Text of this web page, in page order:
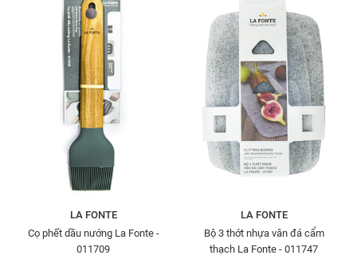
LA FONTE
Cọ phết dầu nướng La Fonte -
011709
LA FONTE
Bộ 3 thớt nhựa vân đá cẩm
thạch La Fonte - 011747